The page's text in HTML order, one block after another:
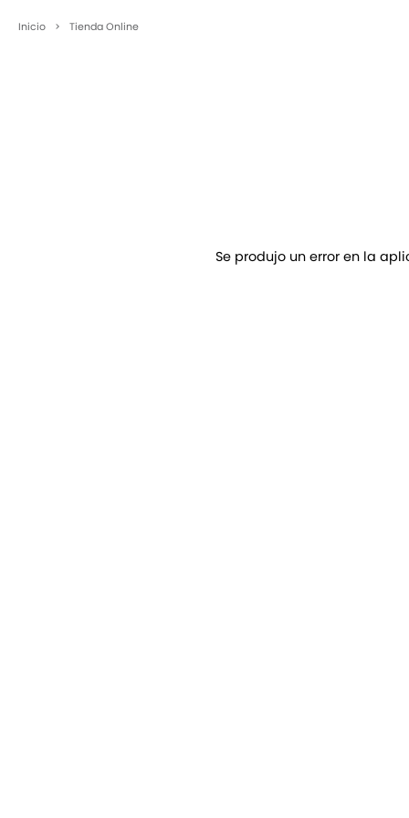
Inicio > Tienda Online
Se produjo un error en la